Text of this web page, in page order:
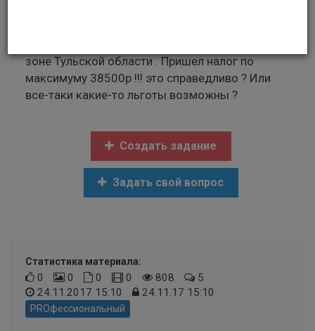
зоне Тульской области . Пришел налог по
максимуму 38500р !!! это справедливо ? Или
все-таки какие-то льготы возможны ?
Создать задание
Задать свой вопрос
Статистика материала:
0 0 0 0 808
5
24.11.2017 15:10
24.11.17 15:10
PROфессиональный